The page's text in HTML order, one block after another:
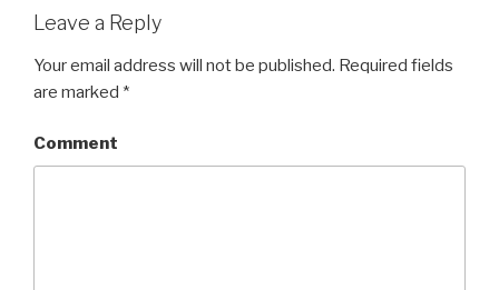
Leave a Reply
Your email address will not be published. Required fields
are marked *
Comment